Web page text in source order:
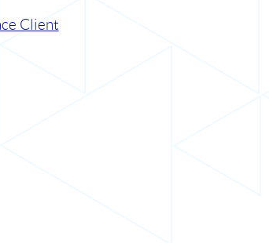
Client